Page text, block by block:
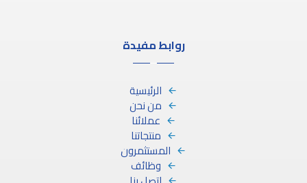
روابط مفيدة
الرئيسية
من نحن
عملائنا
منتجاتنا
المستثمرون
وظائف